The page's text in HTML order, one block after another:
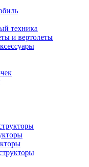
техника
и вертолеты